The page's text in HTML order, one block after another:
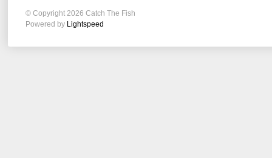
© Copyright 2026 Catch The Fish
Powered by Lightspeed